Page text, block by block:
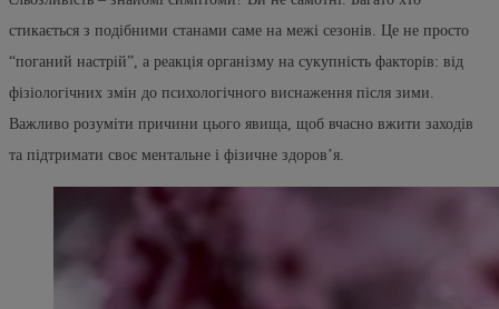
стикається з подібними станами саме на межі сезонів. Це не просто
“поганий настрій”, а реакція організму на сукупність факторів: від
фізіологічних змін до психологічного виснаження після зими.
Важливо розуміти причини цього явища, щоб вчасно вжити заходів
та підтримати своє ментальне і фізичне здоров’я.